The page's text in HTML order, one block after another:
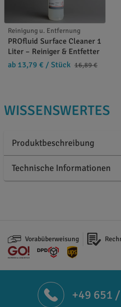
Reinigung u. Entfernung
PROfluid Surface Cleaner 1
Liter – Reiniger & Entfetter
ab 13,79 € / Stück 16,89 €
WISSENSWERTES
Produktbeschreibung
Technische Informationen
Vorabüberweisung
+49 651